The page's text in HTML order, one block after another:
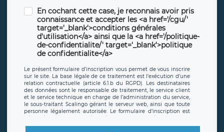
En cochant cette case, je reconnais avoir pris
connaissance et accepter les <a href='/cgu/'
target='_blank'>conditions générales
d'utilisation</a> ainsi que la <a href='/politique-
de-confidentialite/' target='_blank'>politique
de confidentialite</a>
Le présent formulaire d’inscription vous permet de vous inscrire
sur le site. La base légale de ce traitement est l’exécution d’une
relation contractuelle (article 6.1.b du RGPD). Les destinataires
des données sont le responsable de traitement, le service client
et le service technique en charge de l’administration du service,
le sous-traitant Scalingo gérant le serveur web, ainsi que toute
personne légalement autorisée. Le formulaire d’inscription est
offrant desclauses de protection conformes au RGPD. Les